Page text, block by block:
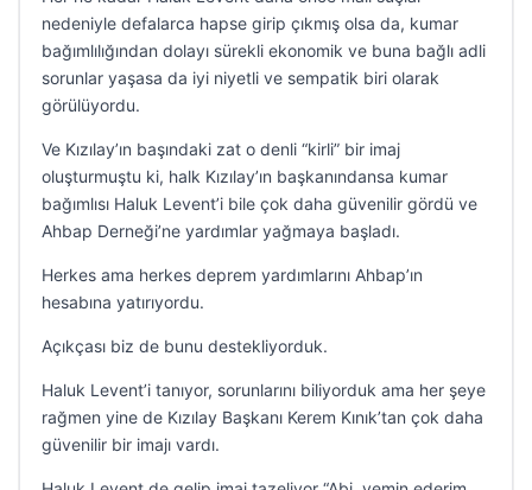
nedeniyle defalarca hapse girip çıkmış olsa da, kumar
bağımlılığından dolayı sürekli ekonomik ve buna bağlı adli
sorunlar yaşasa da iyi niyetli ve sempatik biri olarak
görülüyordu.
Ve Kızılay’ın başındaki zat o denli “kirli” bir imaj
oluşturmuştu ki, halk Kızılay’ın başkanındansa kumar
bağımlısı Haluk Levent’i bile çok daha güvenilir gördü ve
Ahbap Derneği’ne yardımlar yağmaya başladı.
Herkes ama herkes deprem yardımlarını Ahbap’ın
hesabına yatırıyordu.
Açıkçası biz de bunu destekliyorduk.
Haluk Levent’i tanıyor, sorunlarını biliyorduk ama her şeye
rağmen yine de Kızılay Başkanı Kerem Kınık’tan çok daha
güvenilir bir imajı vardı.